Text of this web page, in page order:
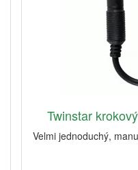
Twinstar
Velmi jednoduchý,